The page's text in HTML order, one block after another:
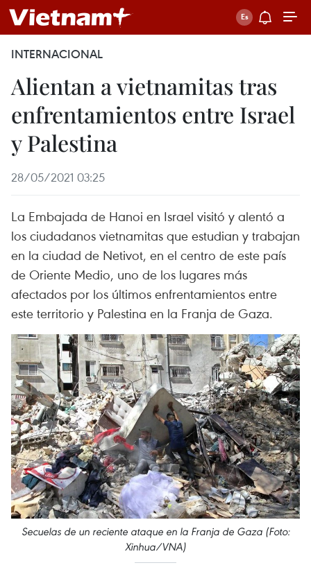
INTERNACIONAL
Alientan a vietnamitas tras
enfrentamientos entre Israel
y Palestina
28/05/2021 03:25
La Embajada de Hanoi en Israel visitó y alentó a
los ciudadanos vietnamitas que estudian y trabajan
en la ciudad de Netivot, en el centro de este país
de Oriente Medio, uno de los lugares más
afectados por los últimos enfrentamientos entre
este territorio y Palestina en la Franja de Gaza.
Secuelas de un reciente ataque en la Franja de Gaza (Foto:
Xinhua/VNA)